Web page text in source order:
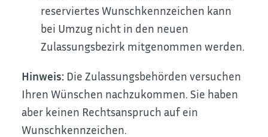
reserviertes Wunschkennzeichen kann
bei Umzug nicht in den neuen
Zulassungsbezirk mitgenommen werden.
Hinweis: Die Zulassungsbehörden versuchen
Ihren Wünschen nachzukommen. Sie haben
aber keinen Rechtsanspruch auf ein
Wunschkennzeichen.